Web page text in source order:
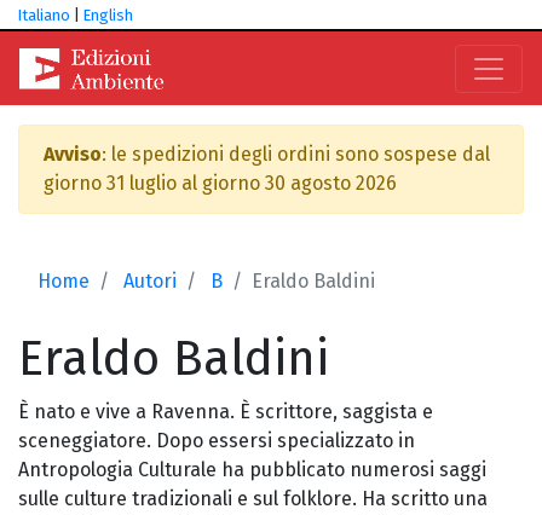
Italiano English
Avviso: le spedizioni degli ordini sono sospese dal
giorno 31 luglio al giorno 30 agosto 2026
Home Autori B Eraldo Baldini
Eraldo Baldini
È nato e vive a Ravenna. È scrittore, saggista e
sceneggiatore. Dopo essersi specializzato in
Antropologia Culturale ha pubblicato numerosi saggi
sulle culture tradizionali e sul folklore. Ha scritto una